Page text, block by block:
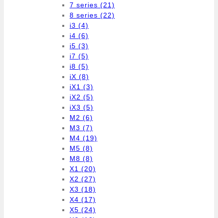
7 series (21)
8 series (22)
i3 (4)
i4 (6)
i5 (3)
i7 (5)
i8 (5)
iX (8)
iX1 (3)
iX2 (5)
iX3 (5)
M2 (6)
M3 (7)
M4 (19)
M5 (8)
M8 (8)
X1 (20)
X2 (27)
X3 (18)
X4 (17)
X5 (24)